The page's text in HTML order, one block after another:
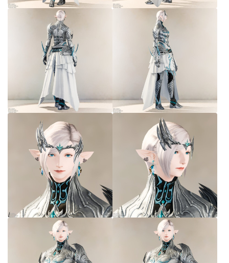
ハーフパンツ
七分丈
八分丈
極シタデル・ボズヤ追憶戦